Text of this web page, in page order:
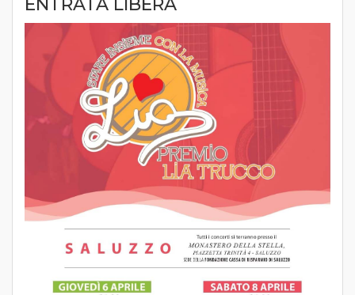
ENTRATA LIBERA